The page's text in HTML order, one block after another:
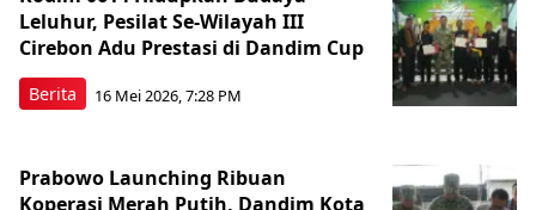
Berita
Leluhur, Pesilat Se-Wilayah III
Cirebon Adu Prestasi di Dandim Cup
16 Mei 2026, 7:28 PM
Prabowo Launching Ribuan
Koperasi Merah Putih, Dandim Kota